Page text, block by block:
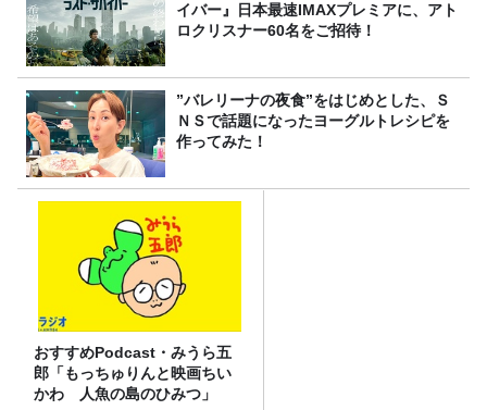
イバー』日本最速IMAXプレミアに、アト
ロクリスナー60名をご招待！
”バレリーナの夜食”をはじめとした、Ｓ
ＮＳで話題になったヨーグルトレシピを
作ってみた！
おすすめPodcast・みうら五
郎「もっちゅりんと映画ちい
かわ 人魚の島のひみつ」